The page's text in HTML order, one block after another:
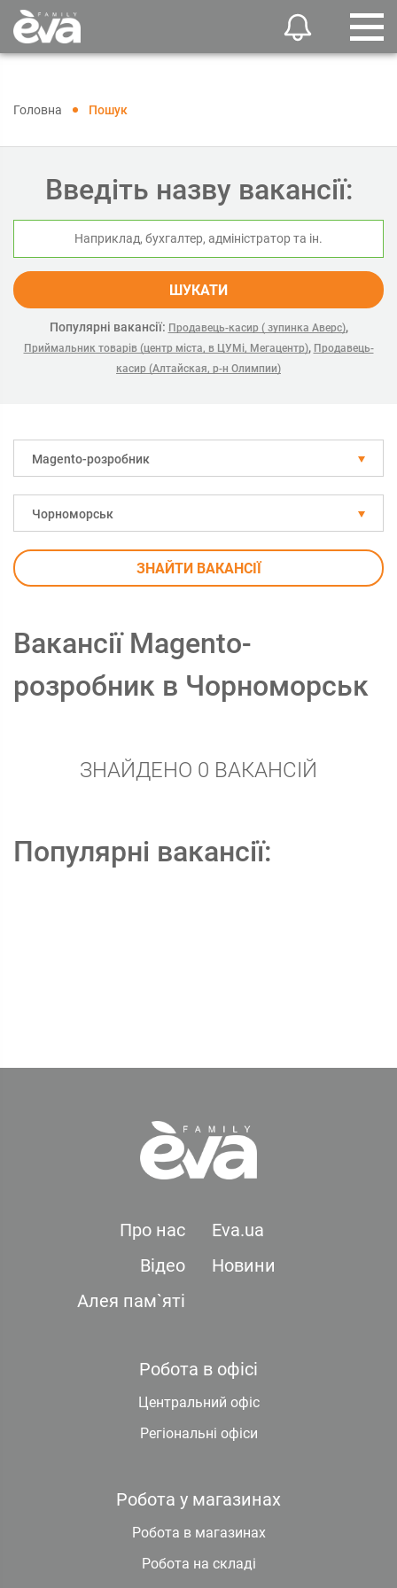
Головна Пошук
Введіть назву вакансії:
ШУКАТИ
Популярні вакансії: Продавець-касир ( зупинка Аверс),
Приймальник товарів (центр міста, в ЦУМі, Мегацентр), Продавець-
касир (Алтайская, р-н Олимпии)
Magento-розробник
Чорноморськ
ЗНАЙТИ ВАКАНСІЇ
Вакансії Magento-
розробник в Чорноморськ
ЗНАЙДЕНО 0 ВАКАНСІЙ
Популярні вакансії:
Про нас
Eva.ua
Відео
Новини
Алея пам`яті
Робота в офісі
Центральний офіс
Регіональні офіси
Робота у магазинах
Робота в магазинах
Робота на складі